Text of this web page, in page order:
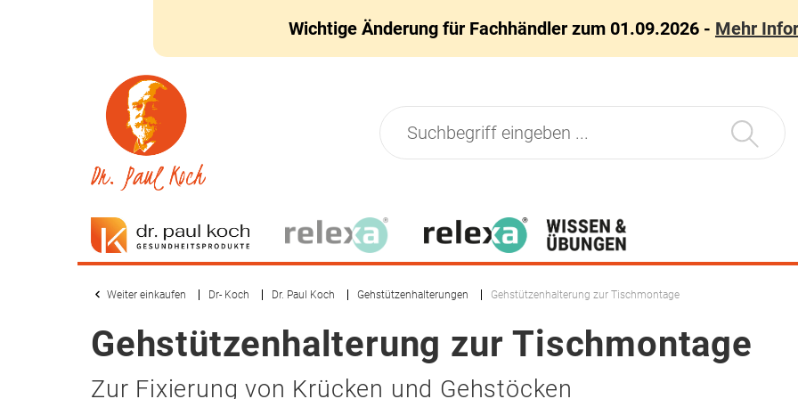
Wichtige Änderung für Fachhändler zum 01.09.2026 - Mehr
Weiter einkaufen Dr- Koch Dr. Paul Koch Gehstützenhalterungen Gehstützenhalterung zur Tischmontage
Gehstützenhalterung zur Tischmontage
Zur Fixierung von Krücken und Gehstöcken